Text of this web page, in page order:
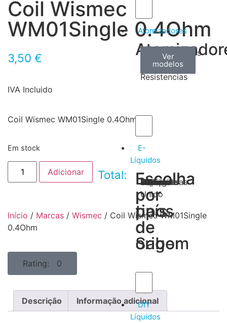
Atomizadores
Claromizadores
Ver
modelos
Reconstruíveis
Ver
modelos
Resistencias
Ver
modelos
E-
Líquidos
Escolha
por
tipos
de
Sabor
Tabaco
Frutas
Bebidas
Frescos
Sobremesas
Escolha
por
país
de
origem
Portugal
Alemanha
USA
Reino
Unido
Canadá
França
Malásia
Filipinas
Espanha
Polónia
Grécia
DIY
Líquidos
Coil Wismec
WM01Single 0.4Ohm
3,50 €
IVA Incluido
Coil Wismec WM01Single 0.4Ohm
Em stock
Adicionar Total:
Início / Marcas / Wismec / Coil Wismec WM01Single
0.4Ohm
Rating: 0
Descrição Informação adicional